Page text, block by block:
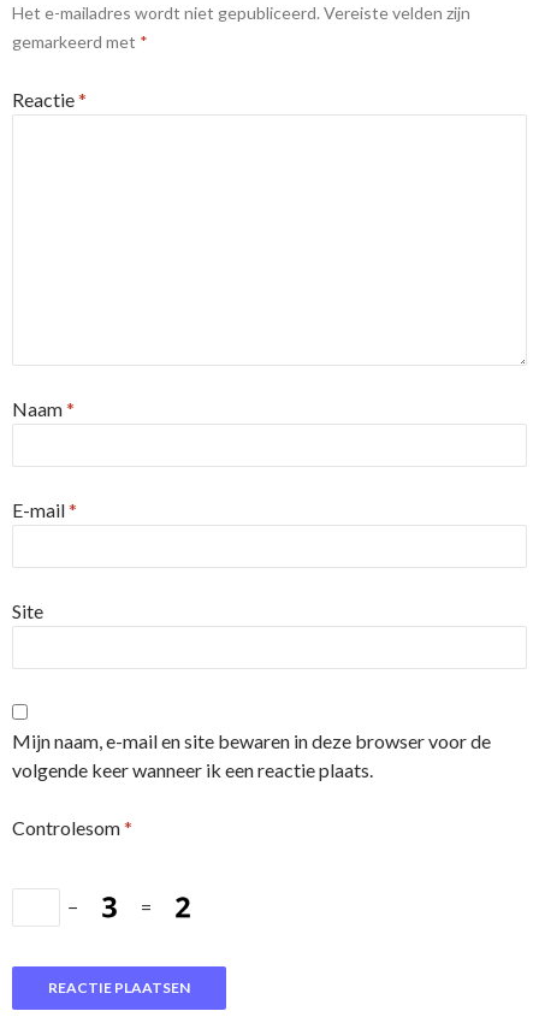
Het e-mailadres wordt niet gepubliceerd. Vereiste velden zijn
gemarkeerd met *
Reactie*
Naam*
E-mail*
Site
Mijn naam, e-mail en site bewaren in deze browser voor de
volgende keer wanneer ik een reactie plaats.
Controlesom*
− =